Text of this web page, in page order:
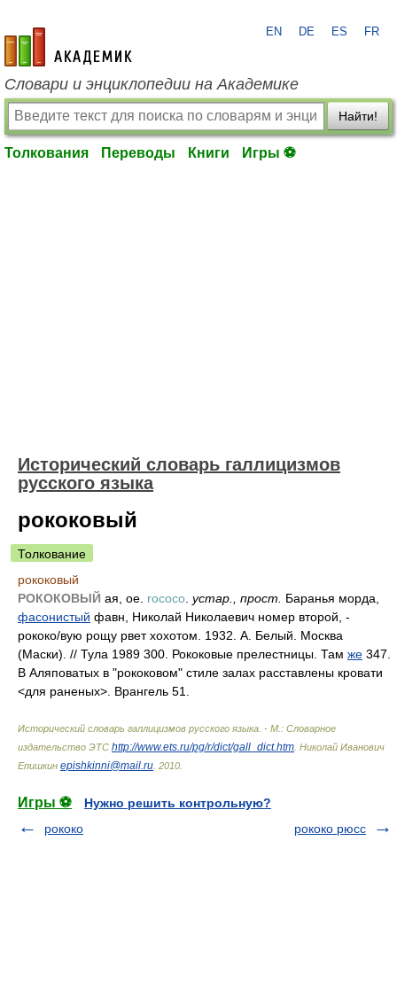
academic.ru
EN DE ES FR
Словари и энциклопедии на Академике
Найти!
Толкования Переводы Книги Игры ⚽
Исторический словарь галлицизмов
русского языка
рококовый
Толкование
рококовый
РОКОКОВЫЙ ая, ое. rococo устар., прост.
Баранья морда,
фасонистый фавн, Николай Николаевич номер второй, -
рококо/вую рощу рвет хохотом. 1932. А. Белый. Москва
(Маски). // Тула 1989 300. Рококовые прелестницы. Там же 347.
В Аляповатых в "рококовом" стиле залах расставлены кровати
<для раненых>. Врангель 51.
Исторический словарь галлицизмов русского языка. - М.: Словарное
издательство ЭТС http://www.ets.ru/pg/r/dict/gall_dict.htm Николай Иванович
Епишкин epishkinni@mail.ru 2010
Игры ⚽
Нужно решить контрольную?
рококо
рококо рюсс